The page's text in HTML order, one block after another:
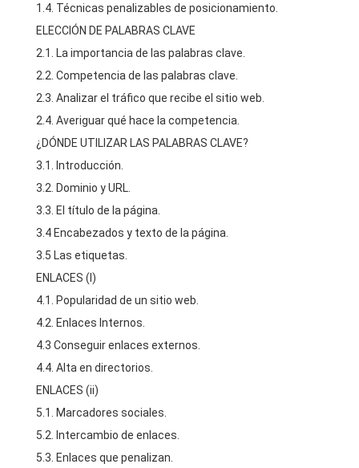
1.4. Técnicas penalizables de posicionamiento.
ELECCIÓN DE PALABRAS CLAVE
2.1. La importancia de las palabras clave.
2.2. Competencia de las palabras clave.
2.3. Analizar el tráfico que recibe el sitio web.
2.4. Averiguar qué hace la competencia.
¿DÓNDE UTILIZAR LAS PALABRAS CLAVE?
3.1. Introducción.
3.2. Dominio y URL.
3.3. El título de la página.
3.4 Encabezados y texto de la página.
3.5 Las etiquetas.
ENLACES (I)
4.1. Popularidad de un sitio web.
4.2. Enlaces Internos.
4.3 Conseguir enlaces externos.
4.4. Alta en directorios.
ENLACES (ii)
5.1. Marcadores sociales.
5.2. Intercambio de enlaces.
5.3. Enlaces que penalizan.